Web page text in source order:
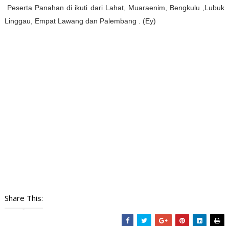
Peserta Panahan di ikuti dari Lahat, Muaraenim, Bengkulu ,Lubuk
Linggau, Empat Lawang dan Palembang . (Ey)
Share This: